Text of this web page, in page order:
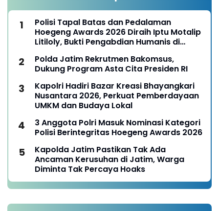
Polisi Tapal Batas dan Pedalaman
Hoegeng Awards 2026 Diraih Iptu Motalip
Litiloly, Bukti Pengabdian Humanis di
Polda Jatim Rekrutmen Bakomsus,
Dukung Program Asta Cita Presiden RI
Kapolri Hadiri Bazar Kreasi Bhayangkari
Nusantara 2026, Perkuat Pemberdayaan
UMKM dan Budaya Lokal
3 Anggota Polri Masuk Nominasi Kategori
Polisi Berintegritas Hoegeng Awards 2026
Kapolda Jatim Pastikan Tak Ada
Ancaman Kerusuhan di Jatim, Warga
Diminta Tak Percaya Hoaks